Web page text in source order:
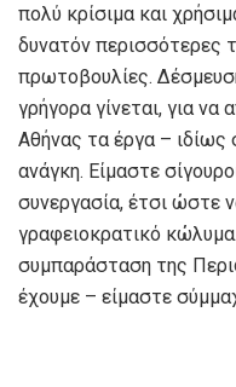
πολύ κρίσιμα και
δυνατόν περισσότερες
πρωτοβουλίες.
γρήγορα γίνεται, για
Αθήνας τα έργα – ιδίως
ανάγκη. Είμαστε
συνεργασία, έτσι ώστε
γραφειοκρατικό
συμπαράσταση της
έχουμε – είμαστε